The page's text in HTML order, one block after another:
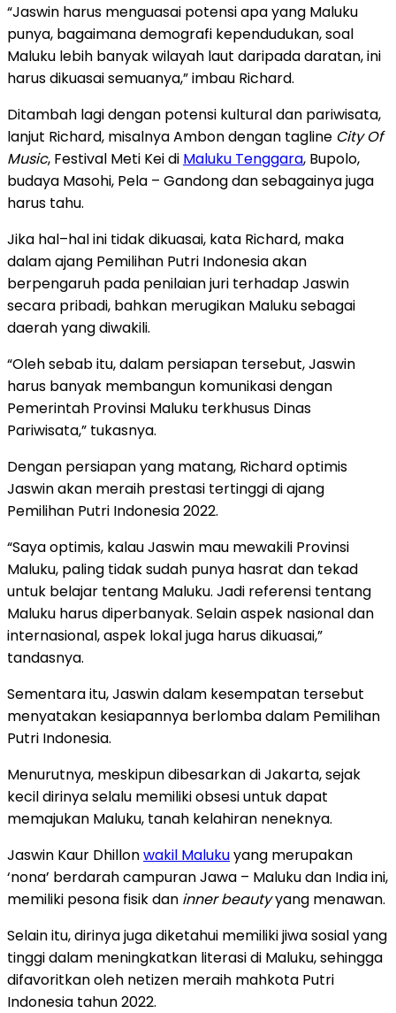
“Jaswin harus menguasai potensi apa yang Maluku
punya, bagaimana demografi kependudukan, soal
Maluku lebih banyak wilayah laut daripada daratan, ini
harus dikuasai semuanya,” imbau Richard.
Ditambah lagi dengan potensi kultural dan pariwisata,
lanjut Richard, misalnya Ambon dengan tagline City Of
Music, Festival Meti Kei di Maluku Tenggara, Bupolo,
budaya Masohi, Pela – Gandong dan sebagainya juga
harus tahu.
Jika hal–hal ini tidak dikuasai, kata Richard, maka
dalam ajang Pemilihan Putri Indonesia akan
berpengaruh pada penilaian juri terhadap Jaswin
secara pribadi, bahkan merugikan Maluku sebagai
daerah yang diwakili.
“Oleh sebab itu, dalam persiapan tersebut, Jaswin
harus banyak membangun komunikasi dengan
Pemerintah Provinsi Maluku terkhusus Dinas
Pariwisata,” tukasnya.
Dengan persiapan yang matang, Richard optimis
Jaswin akan meraih prestasi tertinggi di ajang
Pemilihan Putri Indonesia 2022.
“Saya optimis, kalau Jaswin mau mewakili Provinsi
Maluku, paling tidak sudah punya hasrat dan tekad
untuk belajar tentang Maluku. Jadi referensi tentang
Maluku harus diperbanyak. Selain aspek nasional dan
internasional, aspek lokal juga harus dikuasai,”
tandasnya.
Sementara itu, Jaswin dalam kesempatan tersebut
menyatakan kesiapannya berlomba dalam Pemilihan
Putri Indonesia.
Menurutnya, meskipun dibesarkan di Jakarta, sejak
kecil dirinya selalu memiliki obsesi untuk dapat
memajukan Maluku, tanah kelahiran neneknya.
Jaswin Kaur Dhillonwakil Malukuyang merupakan
‘nona’ berdarah campuran Jawa – Maluku dan India ini,
memiliki pesona fisik dan inner beautyyang menawan.
Selain itu, dirinya juga diketahui memiliki jiwa sosial yang
tinggi dalam meningkatkan literasi di Maluku, sehingga
difavoritkan oleh netizen meraih mahkota Putri
Indonesia tahun 2022.